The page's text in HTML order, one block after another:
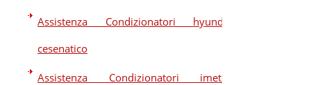
Assistenza Condizionatori hyundai
cesenatico
Assistenza Condizionatori imetec